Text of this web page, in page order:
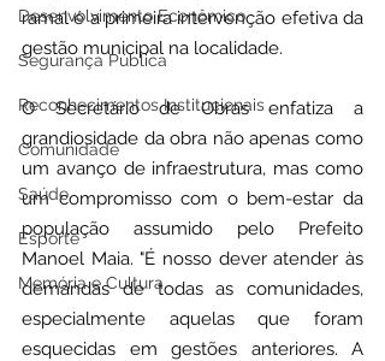
Desenvolvimento Econômico
Segurança Pública
Reconhecimentos Institucionais
Comunidade
Saúde
Esporte
Memória e Cultura
ramal é a primeira intervenção efetiva da
gestão municipal na localidade.
O Secretário de Obras enfatiza a
grandiosidade da obra não apenas como
um avanço de infraestrutura, mas como
um compromisso com o bem-estar da
população assumido pelo Prefeito
Manoel Maia. "É nosso dever atender às
demandas de todas as comunidades,
especialmente aquelas que foram
esquecidas em gestões anteriores. A